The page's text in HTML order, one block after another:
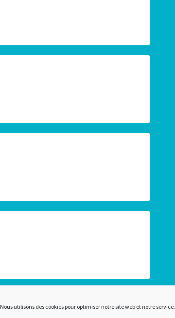
Nous utilisons des cookies pour optimiser notre site web et notre service.
Plan du site